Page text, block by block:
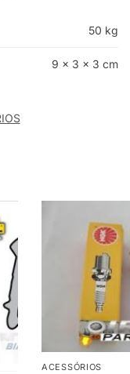
50 kg
9 × 3 × 3 cm
ACESSÓRIOS